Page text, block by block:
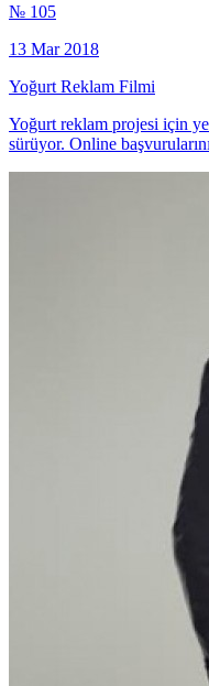
№ 105
13 Mar 2018
Yoğurt Reklam Filmi
Yoğurt reklam projesi için
sürüyor. Online